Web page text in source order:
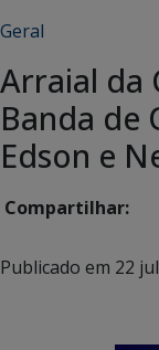
Geral
Arraial da
Banda de
Edson e
Compartilhar:
Publicado em 22